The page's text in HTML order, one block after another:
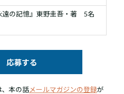
遠の記憶』東野圭吾・著 5名
応募する
本の話メールマガジンの登録が